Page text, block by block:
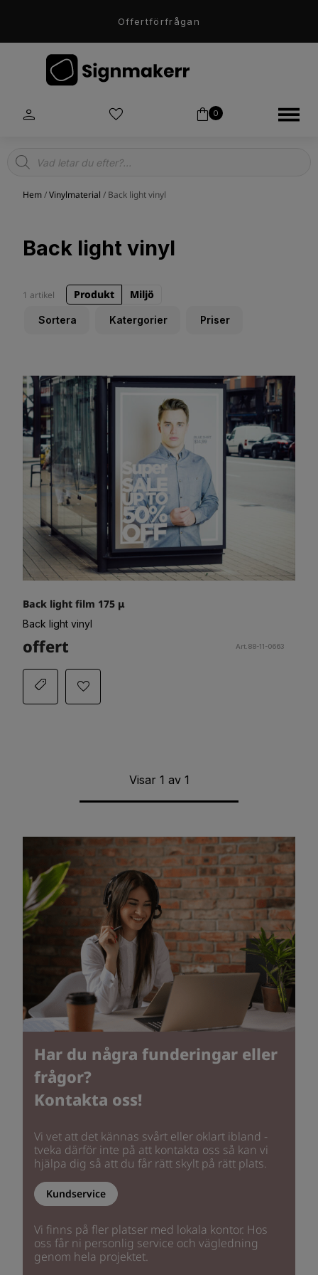
Offertförfrågan
0
Products
search
Hem/Vinylmaterial / Back light vinyl
Back light vinyl
Sortera Katergorier Priser
1 artikel Produkt Miljö
Back light film 175 μ
Back light vinyl
offert Art.88-11-0663
Visar 1 av 1
Har du några funderingar eller
frågor?
Kontakta oss!
Vi vet att det kännas svårt eller oklart ibland -
tveka därför inte på att kontakta oss så kan vi
hjälpa dig så att du får rätt skylt på rätt plats.
Kundservice
Vi finns på fler platser med lokala kontor. Hos
oss får ni personlig service och vägledning
genom hela projektet.